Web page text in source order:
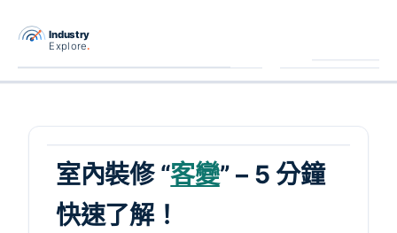
室內裝修 “客變” – 5 分鐘
快速了解！